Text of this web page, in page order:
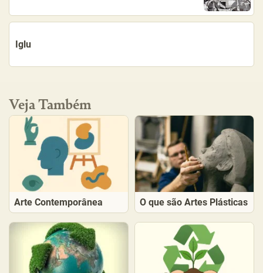
Iglu
Veja Também
Arte Contemporânea O que são Artes Plásticas